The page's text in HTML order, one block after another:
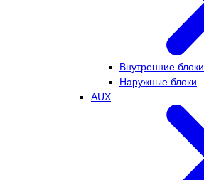
Внутренние блоки
Наружные блоки
AUX